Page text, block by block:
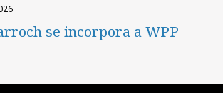
se incorpora a WPP